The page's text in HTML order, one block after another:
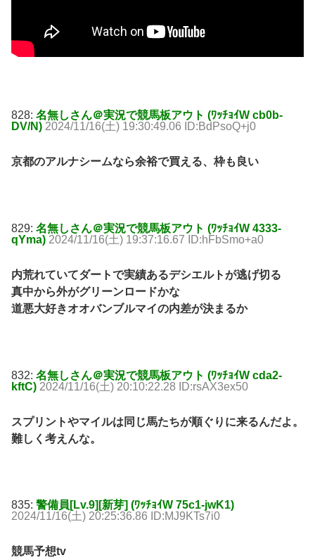
828: 名無しさん＠実況で競馬板アウト (ﾜｯﾁｮｲW cb0b-
DV/N) 2024/11/16(土) 19:30:49.06 ID:BdPsoQ+j0
京都のアルナシームなら余裕で買える、枠も良い
829: 名無しさん＠実況で競馬板アウト (ﾜｯﾁｮｲW 4333-
qYma) 2024/11/16(土) 19:37:16.67 ID:hFbSmo+a0
内荒れていてダートで実績あるデシエルトが逃げ切る
真中から外がグリーンロードかな
道悪大好きオオバンブルマイの内差が決まるか
832: 名無しさん＠実況で競馬板アウト (ﾜｯﾁｮｲW cda2-
kftC) 2024/11/16(土) 20:10:22.28 ID:rsAX3ex50
スプリントやマイルは同じ馬たちが順ぐりに来るんだよ。
難しく考えんな。
835: 警備員[Lv.9][新芽] (ﾜｯﾁｮｲW 75c1-jwK1)
2024/11/16(土) 20:25:36.86 ID:MJ9KTs7i0
競馬予想tv